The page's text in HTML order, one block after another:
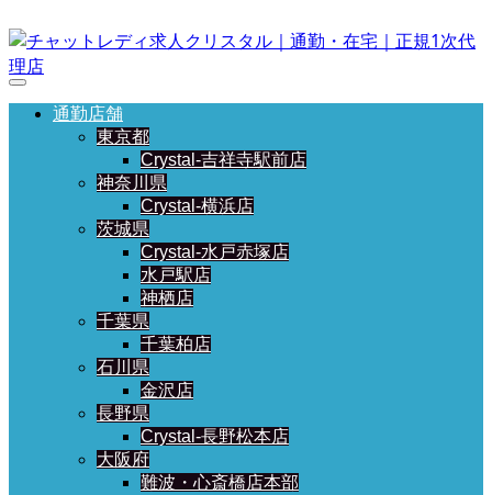
通勤店舗
東京都
Crystal-吉祥寺駅前店
神奈川県
Crystal-横浜店
茨城県
Crystal-水戸赤塚店
水戸駅店
神栖店
千葉県
千葉柏店
石川県
金沢店
長野県
Crystal-長野松本店
大阪府
難波・心斎橋店本部